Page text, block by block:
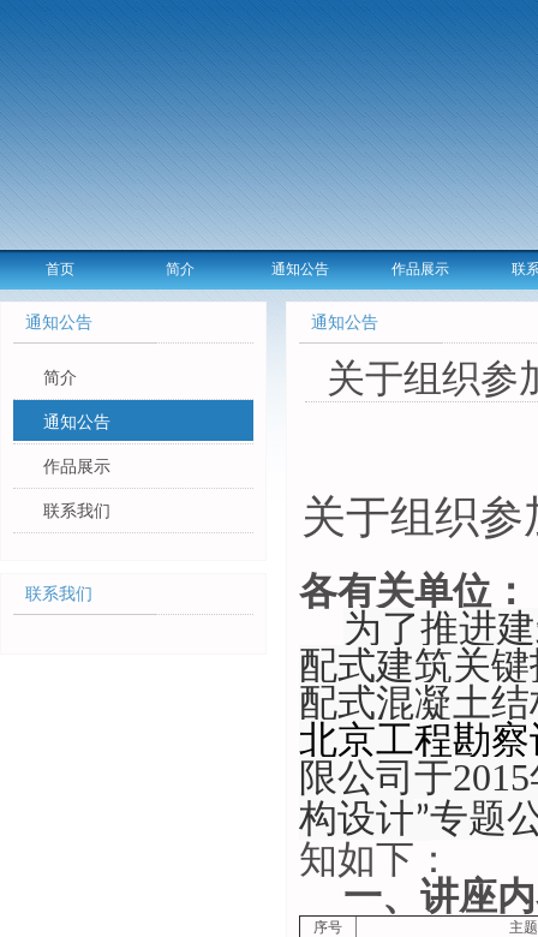
首页 简介 通知公告 作品展示 联
通知公告
简介
通知公告
作品展示
联系我们
联系我们
通知公告
关于组织参
关于组织参
各有关单位：
为了推进
配式建筑关
配式混凝土
北京工程勘
限公司于2015
构设计”专题
知如下：
一、讲座
序号 主题